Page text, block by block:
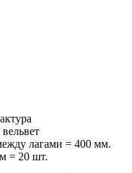
лагами = 400 мм.
= 20 шт.